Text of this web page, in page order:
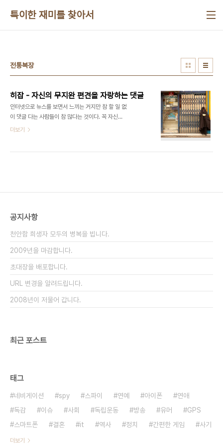
특이한 재미를 찾아서
전통복장
히잡 - 자신의 무지완 편견을 자랑하는 댓글
인터넷으로 뉴스를 보면서 느끼는 거지만 참 할 일 없
이 댓글 다는 사람들이 참 많다는 것이다. 꼭 자신의
의견을 표방해야 되는 뉴스가 아님에도 댓글을 달아
(Hijab)만 보이고 그 지역 남성들이 얼굴만 내 놓은
서구적 시각에서 볼 때 여성을 억압하..
더보기
공지사항
천안함 희생자 모두의 병복을 빕니다.
2009년을 마감합니다.
초대장을 배포합니다.
URL 변경을 알려드립니다.
2008년이 저물어 갑니다.
최근 포스트
태그
네비게이션 spy 스파이 연예 아이폰
연애
독감
이슈 사회 독립운동 방송 유머
GPS
스마트폰
결혼 it 역사 정치 간편한 게임 사기
더보기